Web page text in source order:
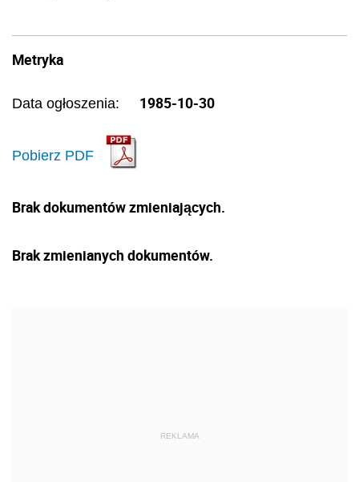
Metryka
Data ogłoszenia: 1985-10-30
Pobierz PDF
Brak dokumentów zmieniających.
Brak zmienianych dokumentów.